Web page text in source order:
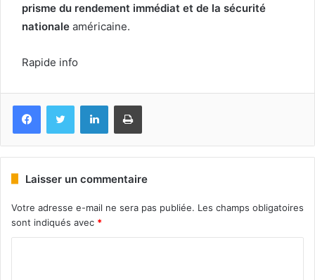
prisme du rendement immédiat et de la sécurité
nationale américaine.
Rapide info
FacebookTwitter LinkedinImprimer
Laisser un commentaire
Votre adresse e-mail ne sera pas publiée. Les champs obligatoires
sont indiqués avec *